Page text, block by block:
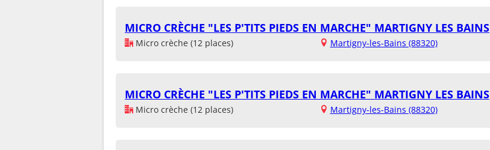
MICRO CRÈCHE "LES P'TITS PIEDS EN MARCHE" MARTIGNY LES BAINS
Micro crèche (12 places) Martigny-les-Bains (88320)
MICRO CRÈCHE "LES P'TITS PIEDS EN MARCHE" MARTIGNY LES BAINS
Micro crèche (12 places) Martigny-les-Bains (88320)